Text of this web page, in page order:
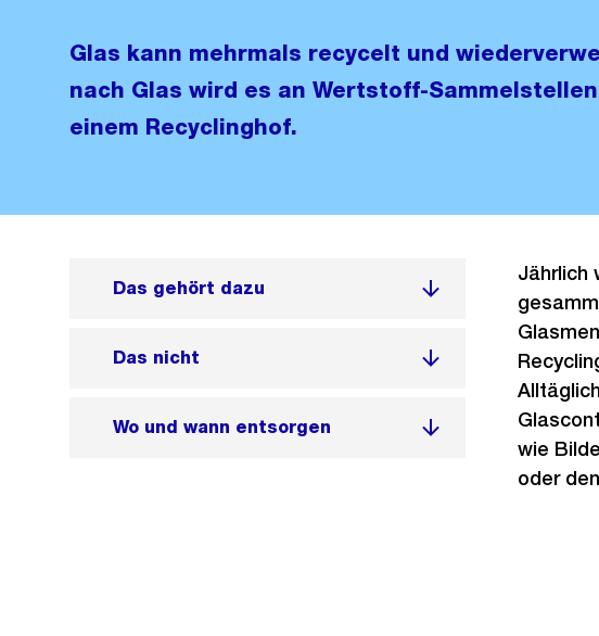
Glas kann mehrmals recycelt und
nach Glas wird es an Wertstoff-
einem Recyclinghof.
Das gehört dazu
Das nicht
Wo und wann entsorgen
Jährlich
wie
oder